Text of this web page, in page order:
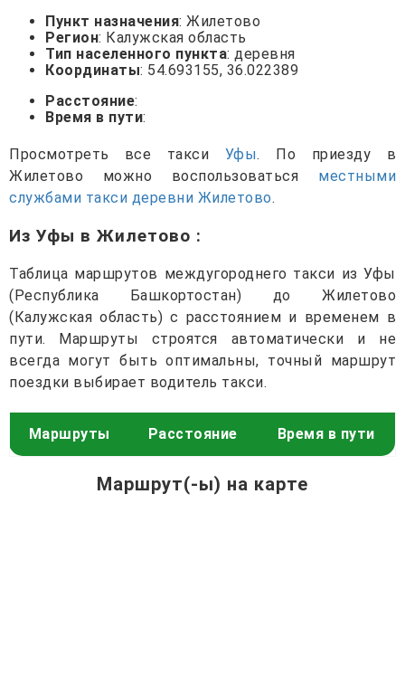
Пункт назначения: Жилетово
Регион: Калужская область
Тип населенного пункта: деревня
Координаты: 54.693155, 36.022389
Расстояние:
Время в пути:
Просмотреть все такси Уфы. По приезду в
Жилетово можно воспользоваться местными
службами такси деревни Жилетово.
Из Уфы в Жилетово :
Таблица маршрутов междугороднего такси из Уфы
(Республика Башкортостан) до Жилетово
(Калужская область) с расстоянием и временем в
пути. Маршруты строятся автоматически и не
всегда могут быть оптимальны, точный маршрут
поездки выбирает водитель такси.
Маршруты Расстояние Время в пути
Маршрут(-ы) на карте